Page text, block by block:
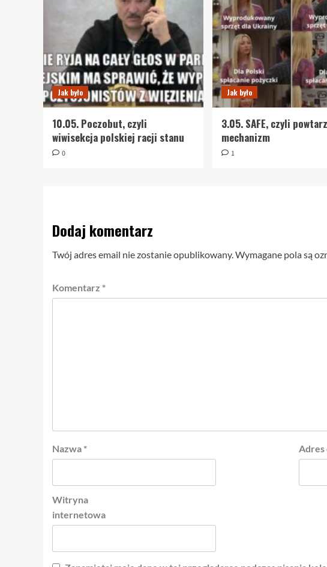
Jak było
10.05. Poczobut, czyli
wiwisekcja polskiej racji stanu
0
Jak było
3.05. SAFE, czyli
mechanizm
1
Dodaj komentarz
Twój adres email nie zostanie opublikowany.Wymagane pola są
Komentarz *
Nazwa * Adres
Witryna
internetowa